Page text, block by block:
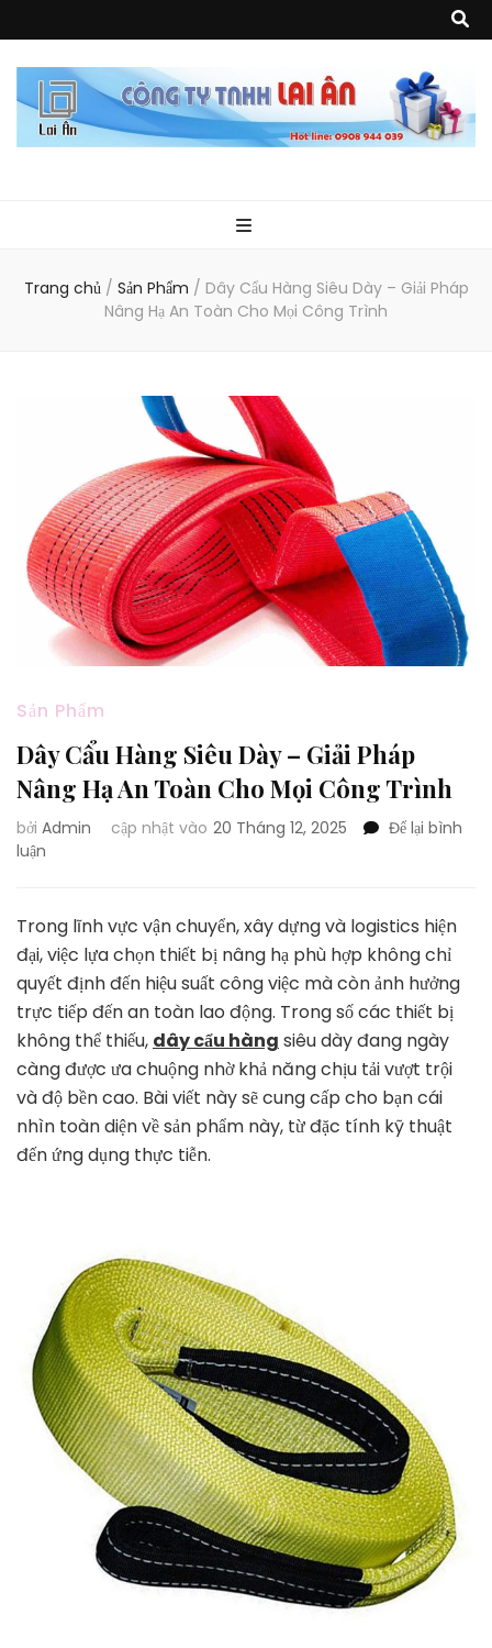
Ân
phẩm về nhựa như áo mưa, túi nhựa, handger…Đặc biệt là các sản phẩm
từ MICA, MDF, FORMAT như tủ trưng bày, quầy, kệ, Tray…
Trang chủ / Sản Phẩm / Dây Cẩu Hàng Siêu Dày – Giải Pháp
Nâng Hạ An Toàn Cho Mọi Công Trình
Sản Phẩm
Dây Cẩu Hàng Siêu Dày – Giải Pháp
Nâng Hạ An Toàn Cho Mọi Công Trình
bởi Admin cập nhật vào 20 Tháng 12, 2025
Để lại bình
luận
Hàng
Siêu
Dày
–
Giải
Pháp
Nâng
Hạ
An
Toàn
Cho
Trong lĩnh vực vận chuyển, xây dựng và logistics hiện
đại, việc lựa chọn thiết bị nâng hạ phù hợp không chỉ
quyết định đến hiệu suất công việc mà còn ảnh hưởng
trực tiếp đến an toàn lao động. Trong số các thiết bị
không thể thiếu, dây cẩu hàng siêu dày đang ngày
càng được ưa chuộng nhờ khả năng chịu tải vượt trội
và độ bền cao. Bài viết này sẽ cung cấp cho bạn cái
nhìn toàn diện về sản phẩm này, từ đặc tính kỹ thuật
đến ứng dụng thực tiễn.